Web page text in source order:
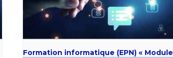
Formation informatique (EPN) « Module